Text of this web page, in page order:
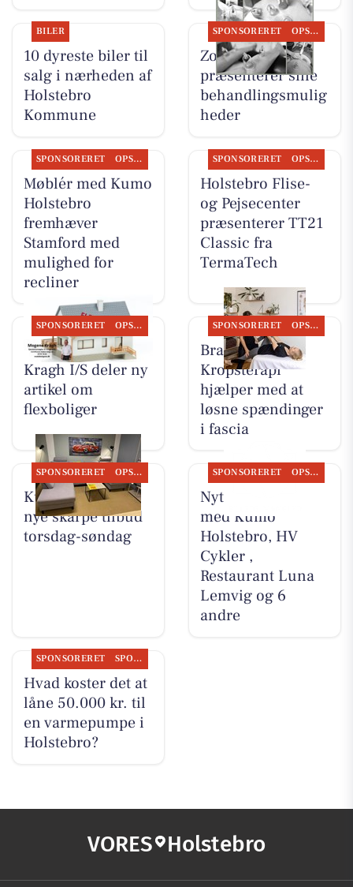
BILER
10 dyreste biler til
salg i nærheden af
Holstebro
Kommune
SPONSORERET OPSLAGSTAVLEN
Zones By Gitte
præsenterer sine
behandlingsmulig
heder
SPONSORERET OPSLAGSTAVLEN
Møblér med Kumo
Holstebro
fremhæver
Stamford med
mulighed for
recliner
SPONSORERET OPSLAGSTAVLEN
Holstebro Flise-
og Pejsecenter
præsenterer TT21
Classic fra
TermaTech
SPONSORERET OPSLAGSTAVLEN
BoligOne Mogens
Kragh I/S deler ny
artikel om
flexboliger
SPONSORERET OPSLAGSTAVLEN
Brandsborgs
Kropsterapi
hjælper med at
løsne spændinger
i fascia
SPONSORERET OPSLAGSTAVLEN
Kumo Outlet har
nye skarpe tilbud
torsdag-søndag
SPONSORERET OPSLAGSTAVLEN
Nyt fra Møblér
med Kumo
Holstebro, HV
Cykler ,
Restaurant Luna
Lemvig og 6
andre
SPONSORERET SPONSORERET INDHOLD
Hvad koster det at
låne 50.000 kr. til
en varmepumpe i
Holstebro?
VORES Holstebro